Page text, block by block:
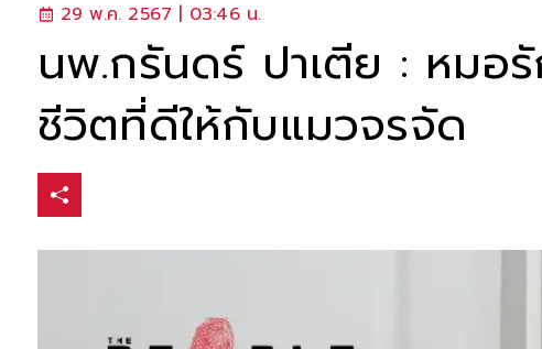
29 พ.ค. 2567 | 03:46 น.
นพ.กรันดร์ ปาเตีย : หม
ชีวิตที่ดีให้กับแมวจรจัด